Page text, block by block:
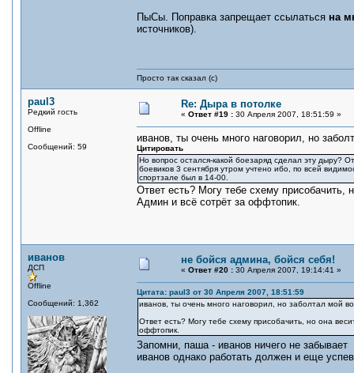
ПыСы. Поправка запрещает ссылаться на
источников).
Просто так сказал (с)
paul3
Редкий гость
Offline
Сообщений: 59
Re: Дыра в потолке
« Ответ #19 : 30 Апреля 2007, 18:51:59 »
иванов, ты очень много наговорил, но
Цитировать
Но вопрос остался-какой боезаряд сделал эту дыру?
боевиков 3 сентября утром учтено ибо, по всей
спортзале был в 14-00.
Ответ есть? Могу тебе схему
Админ и всё сотрёт за оффтопик.
иванов
ДСП
Offline
Сообщений: 1,362
не бойся админа, бойся себя!
« Ответ #20 : 30 Апреля 2007, 19:14:41 »
Цитата: paul3 от 30 Апреля 2007, 18:51:59
иванов, ты очень много наговорил, но заболтал мой
Ответ есть? Могу тебе схему присобачить, но она
оффтопик.
Запомни, паша - иванов ничего не забывает
иванов однако работать должен и еще